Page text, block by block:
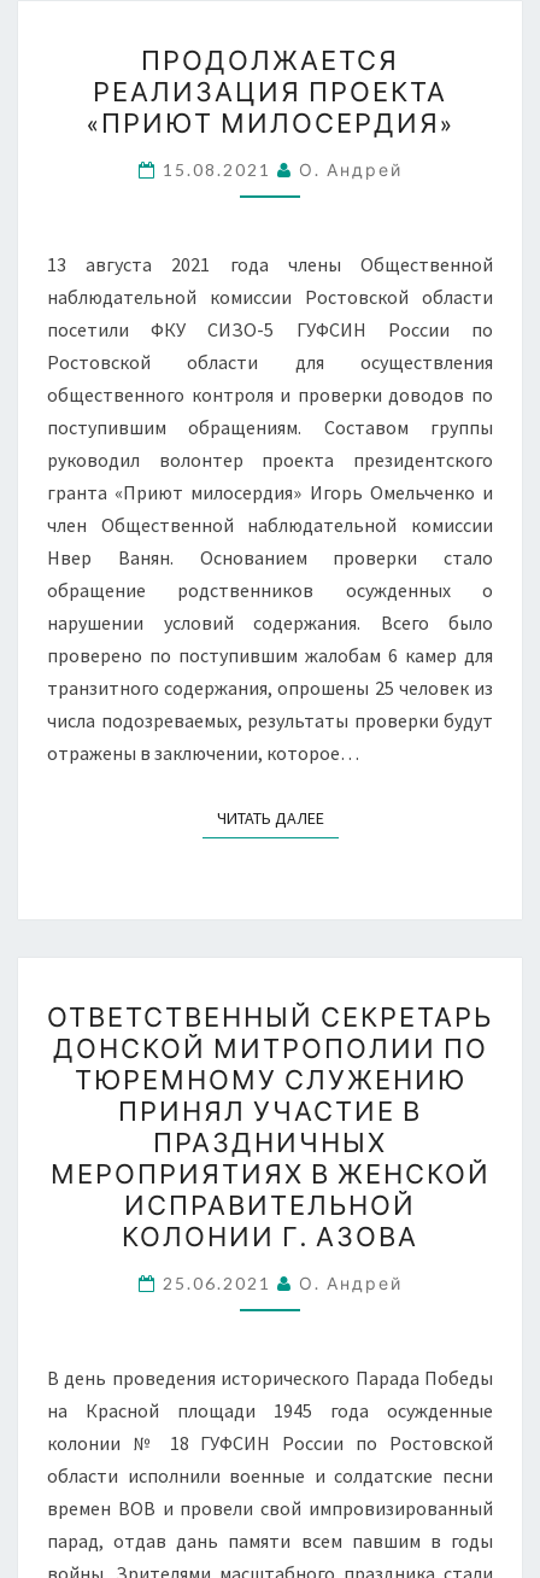
РЕАЛИЗАЦИЯ
ПРОЕКТА
«ПРИЮТ
МИЛОСЕРДИЯ»
ПРОДОЛЖАЕТСЯ
РЕАЛИЗАЦИЯ ПРОЕКТА
«ПРИЮТ МИЛОСЕРДИЯ»
15.08.2021 О. Андрей
13 августа 2021 года члены Общественной
наблюдательной комиссии Ростовской области
посетили ФКУ СИЗО-5 ГУФСИН России по
Ростовской области для осуществления
общественного контроля и проверки доводов по
поступившим обращениям. Составом группы
руководил волонтер проекта президентского
гранта «Приют милосердия» Игорь Омельченко и
член Общественной наблюдательной комиссии
Нвер Ванян. Основанием проверки стало
обращение родственников осужденных о
нарушении условий содержания. Всего было
проверено по поступившим жалобам 6 камер для
транзитного содержания, опрошены 25 человек из
числа подозреваемых, результаты проверки будут
отражены в заключении, которое…
ЧИТАТЬ ДАЛЕЕЧИТАТЬ ДАЛЕЕ
СЕКРЕТАРЬ
ДОНСКОЙ
МИТРОПОЛИИ
ПО
ТЮРЕМНОМУ
СЛУЖЕНИЮ
ПРИНЯЛ
УЧАСТИЕ
В
ПРАЗДНИЧНЫХ
В
ЖЕНСКОЙ
ИСПРАВИТЕЛЬНОЙ
КОЛОНИИ
Г.
АЗОВА
ОТВЕТСТВЕННЫЙ СЕКРЕТАРЬ
ДОНСКОЙ МИТРОПОЛИИ ПО
ТЮРЕМНОМУ СЛУЖЕНИЮ
ПРИНЯЛ УЧАСТИЕ В
ПРАЗДНИЧНЫХ
МЕРОПРИЯТИЯХ В ЖЕНСКОЙ
ИСПРАВИТЕЛЬНОЙ
КОЛОНИИ Г. АЗОВА
25.06.2021 О. Андрей
В день проведения исторического Парада Победы
на Красной площади 1945 года осужденные
колонии № 18 ГУФСИН России по Ростовской
области исполнили военные и солдатские песни
времен ВОВ и провели свой импровизированный
парад, отдав дань памяти всем павшим в годы